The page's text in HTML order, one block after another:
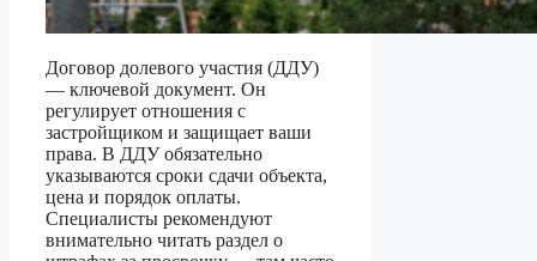
Договор долевого участия (ДДУ)
— ключевой документ. Он
регулирует отношения с
застройщиком и защищает ваши
права. В ДДУ обязательно
указываются сроки сдачи объекта,
цена и порядок оплаты.
Специалисты рекомендуют
внимательно читать раздел о